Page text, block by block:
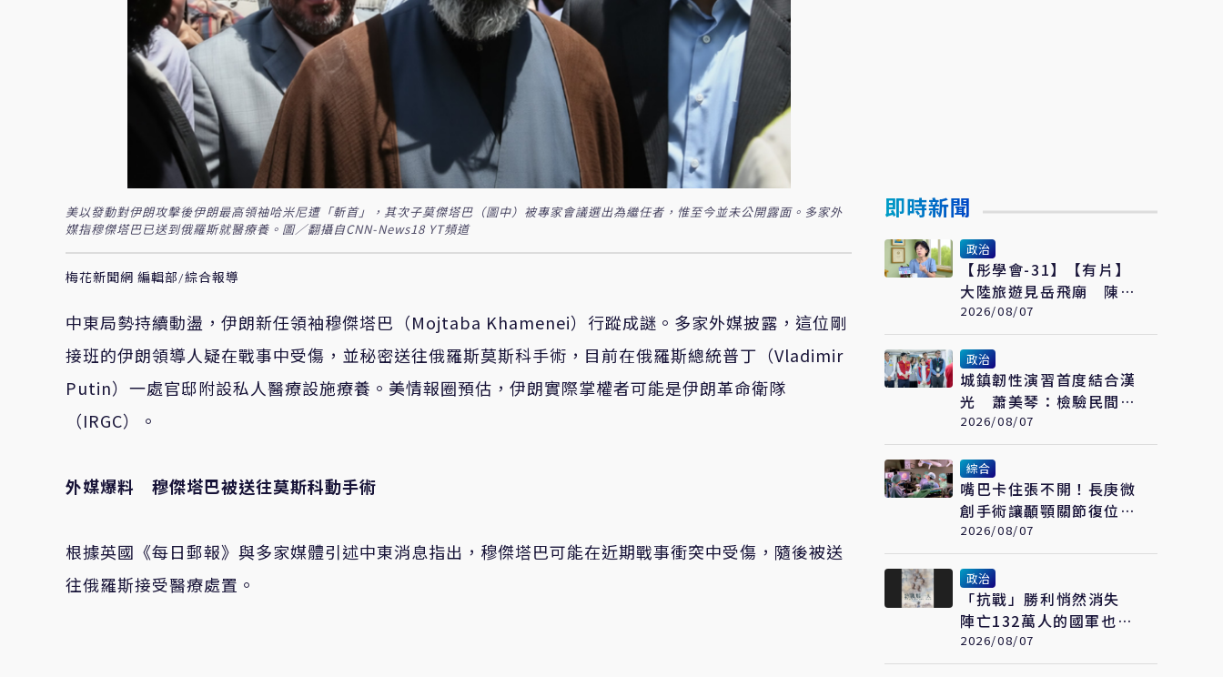
美以發動對伊朗攻擊後伊朗最高領袖哈米尼遭「斬首」，其次子莫傑塔巴（圖中）被專家會議選出為繼任者，惟至今並未公開露面。多家外
媒指穆傑塔巴已送到俄羅斯就醫療養。圖／翻攝自CNN-News18 YT頻道
梅花新聞網 編輯部/綜合報導
中東局勢持續動盪，伊朗新任領袖穆傑塔巴（Mojtaba Khamenei）行蹤成謎。多家外媒披露，這位剛
接班的伊朗領導人疑在戰事中受傷，並秘密送往俄羅斯莫斯科手術，目前在俄羅斯總統普丁（Vladimir
Putin）一處官邸附設私人醫療設施療養。美情報圈預估，伊朗實際掌權者可能是伊朗革命衛隊
（IRGC）。
外媒爆料 穆傑塔巴被送往莫斯科動手術
根據英國《每日郵報》與多家媒體引述中東消息指出，穆傑塔巴可能在近期戰事衝突中受傷，隨後被送
往俄羅斯接受醫療處置。
即時新聞
政治
【彤學會-31】【有片】
大陸旅遊見岳飛廟 陳佩
琪哽咽：盼能為柯文哲京
華城案平反
2026/08/07
政治
城鎮韌性演習首度結合漢
光 蕭美琴：檢驗民間3
項能力展現防衛韌性
2026/08/07
綜合
嘴巴卡住張不開！長庚微
創手術讓顳顎關節復位
成功率達97%
2026/08/07
政治
「抗戰」勝利悄然消失
陣亡132萬人的國軍也開
始跟著賴清德喊「終戰」
了
2026/08/07